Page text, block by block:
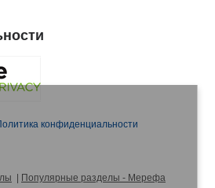
конфиденциальности
| Популярные разделы - Мерефа